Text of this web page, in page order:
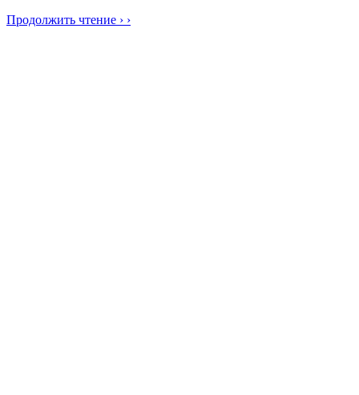
Продолжить чтение › ›